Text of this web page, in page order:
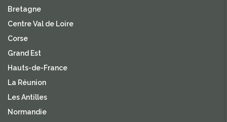
Bretagne
Centre Val de Loire
Corse
Grand Est
Hauts-de-France
La Réunion
Les Antilles
Normandie